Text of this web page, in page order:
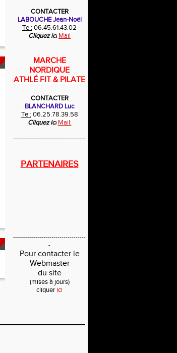
CONTACTER
LABOUCHE Jean-Noël
Tel: 06.45.61.43.02
Cliquez ici Mail
MARCHE
NORDIQUE
ATHLÉ FIT & PILATE
CONTACTER
BLANCHARD Luc
Tel: 06.25.78.39.58
Cliquez ici Mail:
------------------------------------
-
PARTENAIRES
------------------------------------
-
Pour contacter le
Webmaster
du site
(mises à jours)
cliquer ici